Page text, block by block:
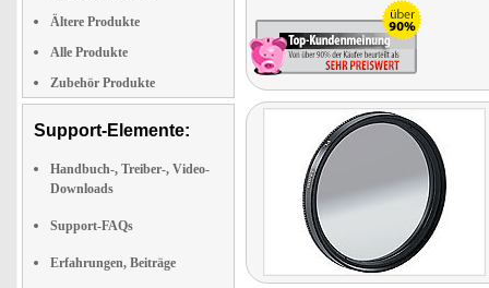
Ältere Produkte
Alle Produkte
Zubehör Produkte
Support-Elemente:
Handbuch-, Treiber-, Video-
Downloads
Support-FAQs
Erfahrungen, Beiträge